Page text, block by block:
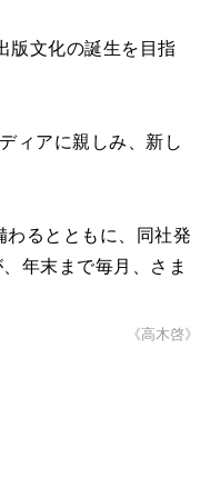
版文化の誕生を目指
ィアに親しみ、新し
るとともに、同社発
年末まで毎月、さま
《高木啓》